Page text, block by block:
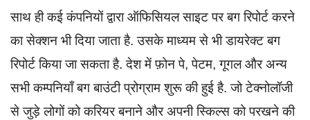
साथ ही कई कंपनियों द्वारा ऑफिसियल साइट पर बग रिपोर्ट करने
का सेक्शन भी दिया जाता है. उसके माध्यम से भी डायरेक्ट बग
रिपोर्ट किया जा सकता है. देश में फ़ोन पे, पेटम, गूगल और अन्य
सभी कम्पनियाँ बग बाउंटी प्रोग्राम शुरू की हुई है. जो टेक्नोलॉजी
से जुड़े लोगों को करियर बनाने और अपनी स्किल्स को परखने की